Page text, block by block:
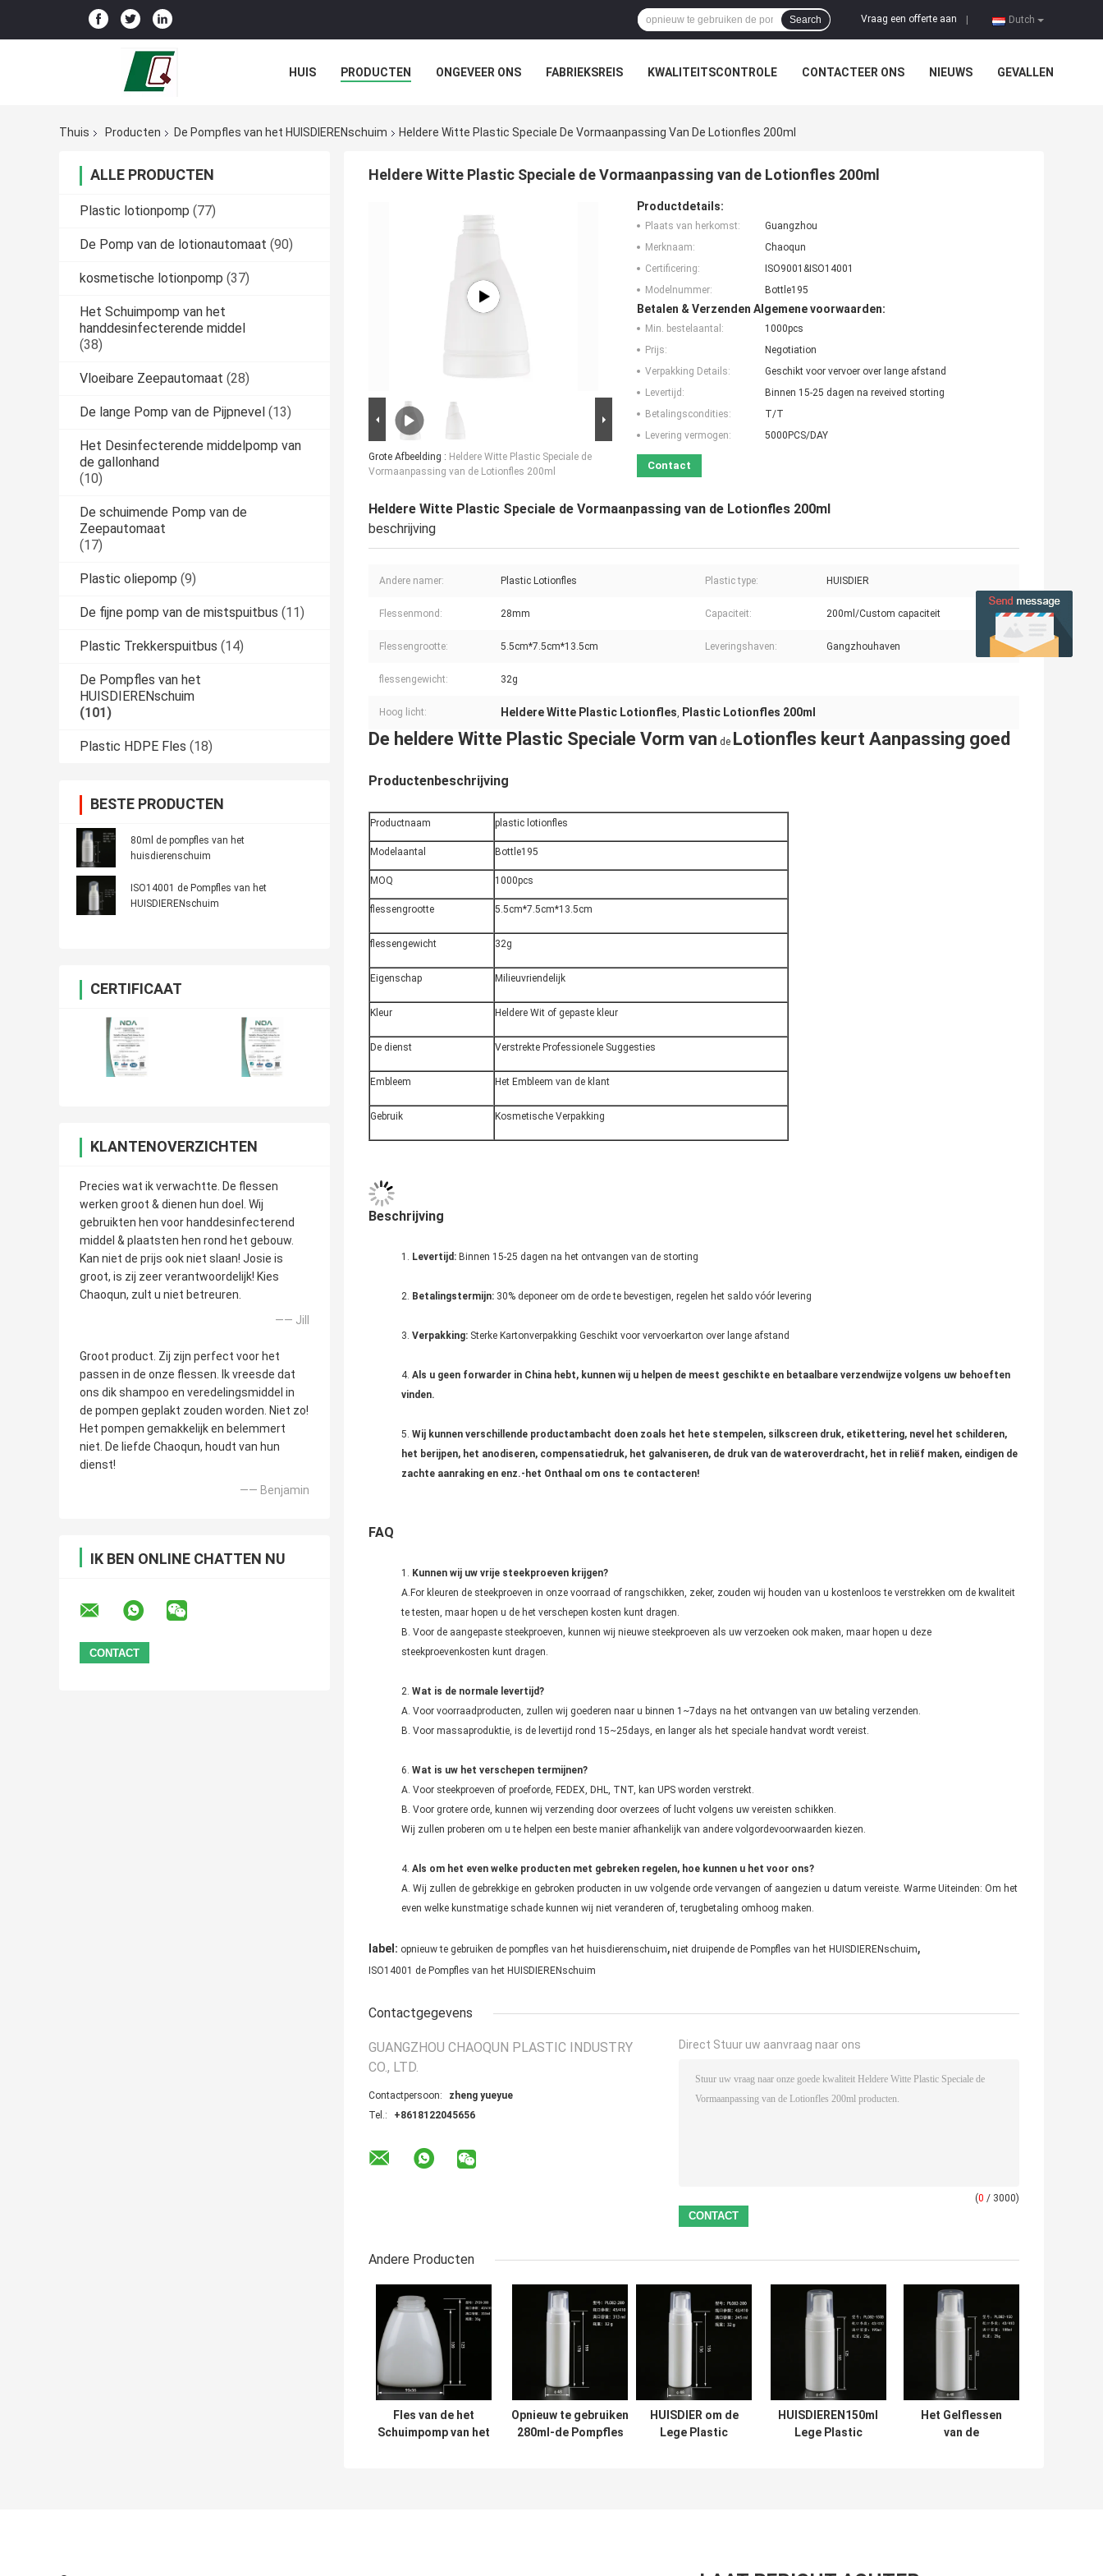
Dutch
Vraag een offerte aan
Search
HUIS PRODUCTEN ONGEVEER ONS FABRIEKSREIS KWALITEITSCONTROLE CONTACTEER ONS NIEUWS GEVALLEN
Thuis Producten De Pompfles van het HUISDIERENschuim Heldere Witte Plastic Speciale De Vormaanpassing Van De Lotionfles 200ml
ALLE PRODUCTEN
Plastic lotionpomp (77)
De Pomp van de lotionautomaat (90)
kosmetische lotionpomp (37)
Het Schuimpomp van het
handdesinfecterende middel
(38)
Vloeibare Zeepautomaat (28)
De lange Pomp van de Pijpnevel (13)
Het Desinfecterende middelpomp van
de gallonhand
(10)
De schuimende Pomp van de
Zeepautomaat
(17)
Plastic oliepomp (9)
De fijne pomp van de mistspuitbus (11)
Plastic Trekkerspuitbus (14)
De Pompfles van het
HUISDIERENschuim
(101)
Plastic HDPE Fles (18)
BESTE PRODUCTEN
80ml de pompfles van het
huisdierenschuim
ISO14001 de Pompfles van het
HUISDIERENschuim
CERTIFICAAT
KLANTENOVERZICHTEN
Precies wat ik verwachtte. De flessen
werken groot & dienen hun doel. Wij
gebruikten hen voor handdesinfecterend
middel & plaatsten hen rond het gebouw.
Kan niet de prijs ook niet slaan! Josie is
groot, is zij zeer verantwoordelijk! Kies
Chaoqun, zult u niet betreuren.
—— Jill
Groot product. Zij zijn perfect voor het
passen in de onze flessen. Ik vreesde dat
ons dik shampoo en veredelingsmiddel in
de pompen geplakt zouden worden. Niet zo!
Het pompen gemakkelijk en belemmert
niet. De liefde Chaoqun, houdt van hun
dienst!
—— Benjamin
IK BEN ONLINE CHATTEN NU
Heldere Witte Plastic Speciale de Vormaanpassing van de Lotionfles 200ml
Grote Afbeelding : Heldere Witte Plastic Speciale de
Vormaanpassing van de Lotionfles 200ml
Productdetails:
Plaats van herkomst:
Guangzhou
Merknaam:
Chaoqun
Certificering:
ISO9001&ISO14001
Modelnummer:
Bottle195
Betalen & Verzenden Algemene voorwaarden:
Min. bestelaantal:
1000pcs
Prijs:
Negotiation
Verpakking Details:
Geschikt voor vervoer over lange afstand
Levertijd:
Binnen 15-25 dagen na reveived storting
Betalingscondities:
T/T
Levering vermogen:
5000PCS/DAY
Contact
Heldere Witte Plastic Speciale de Vormaanpassing van de Lotionfles 200ml
beschrijving
Andere namer: Plastic Lotionfles Plastic type: HUISDIER
Flessenmond: 28mm Capaciteit: 200ml/Custom capaciteit
Flessengrootte: 5.5cm*7.5cm*13.5cm Leveringshaven: Gangzhouhaven
flessengewicht: 32g
Hoog licht: Heldere Witte Plastic Lotionfles, Plastic Lotionfles 200ml
De heldere Witte Plastic Speciale Vorm van de Lotionfles keurt Aanpassing goed
Productenbeschrijving
Productnaam plastic lotionfles
Modelaantal Bottle195
MOQ 1000pcs
flessengrootte 5.5cm*7.5cm*13.5cm
flessengewicht 32g
Eigenschap Milieuvriendelijk
Kleur Heldere Wit of gepaste kleur
De dienst Verstrekte Professionele Suggesties
Embleem Het Embleem van de klant
Gebruik Kosmetische Verpakking
Beschrijving
1. Levertijd: Binnen 15-25 dagen na het ontvangen van de storting
2. Betalingstermijn: 30% deponeer om de orde te bevestigen, regelen het saldo vóór levering
3. Verpakking: Sterke Kartonverpakking Geschikt voor vervoerkarton over lange afstand
4. Als u geen forwarder in China hebt, kunnen wij u helpen de meest geschikte en betaalbare verzendwijze volgens uw behoeften
vinden.
5. Wij kunnen verschillende productambacht doen zoals het hete stempelen, silkscreen druk, etikettering, nevel het schilderen,
het berijpen, het anodiseren, compensatiedruk, het galvaniseren, de druk van de wateroverdracht, het in reliëf maken, eindigen de
zachte aanraking en enz.-het Onthaal om ons te contacteren!
FAQ
1. Kunnen wij uw vrije steekproeven krijgen?
A.For kleuren de steekproeven in onze voorraad of rangschikken, zeker, zouden wij houden van u kostenloos te verstrekken om de kwaliteit
te testen, maar hopen u de het verschepen kosten kunt dragen.
B. Voor de aangepaste steekproeven, kunnen wij nieuwe steekproeven als uw verzoeken ook maken, maar hopen u deze
steekproevenkosten kunt dragen.
2. Wat is de normale levertijd?
A. Voor voorraadproducten, zullen wij goederen naar u binnen 1~7days na het ontvangen van uw betaling verzenden.
B. Voor massaproduktie, is de levertijd rond 15~25days, en langer als het speciale handvat wordt vereist.
6. Wat is uw het verschepen termijnen?
A. Voor steekproeven of proeforde, FEDEX, DHL, TNT, kan UPS worden verstrekt.
B. Voor grotere orde, kunnen wij verzending door overzees of lucht volgens uw vereisten schikken.
Wij zullen proberen om u te helpen een beste manier afhankelijk van andere volgordevoorwaarden kiezen.
4. Als om het even welke producten met gebreken regelen, hoe kunnen u het voor ons?
A. Wij zullen de gebrekkige en gebroken producten in uw volgende orde vervangen of aangezien u datum vereiste. Warme Uiteinden: Om het
even welke kunstmatige schade kunnen wij niet veranderen of, terugbetaling omhoog maken.
label: opnieuw te gebruiken de pompfles van het huisdierenschuim, niet druipende de Pompfles van het HUISDIERENschuim,
ISO14001 de Pompfles van het HUISDIERENschuim
Contactgegevens
GUANGZHOU CHAOQUN PLASTIC INDUSTRY
CO., LTD.
Contactpersoon:
zheng yueyue
Tel.:
+8618122045656
Direct Stuur uw aanvraag naar ons
(0 / 3000)
Andere Producten
Fles van de het
Schuimpomp van het
Opnieuw te gebruiken
280ml-de Pompfles
HUISDIER om de
Lege Plastic
HUISDIEREN150ml
Lege Plastic
Het Gelflessen
van de